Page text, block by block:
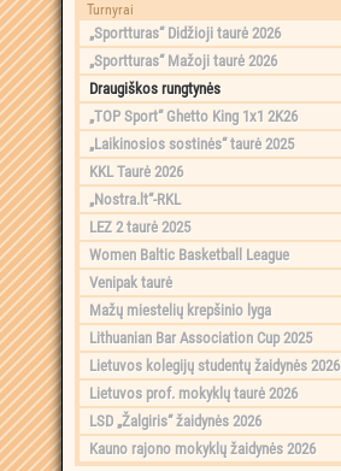
Turnyrai
„Sportturas“ Didžioji taurė 2026
„Sportturas“ Mažoji taurė 2026
Draugiškos rungtynės
„TOP Sport“ Ghetto King 1x1 2K26
„Laikinosios sostinės“ taurė 2025
KKL Taurė 2026
„Nostra.lt“-RKL
LEZ 2 taurė 2025
Women Baltic Basketball League
Venipak taurė
Mažų miestelių krepšinio lyga
Lithuanian Bar Association Cup 2025
Lietuvos kolegijų studentų žaidynės 2026
Lietuvos prof. mokyklų taurė 2026
LSD „Žalgiris“ žaidynės 2026
Kauno rajono mokyklų žaidynės 2026